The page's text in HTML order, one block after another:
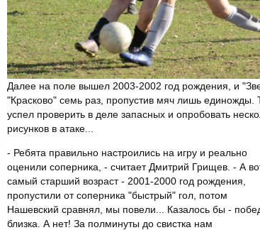
Далее на поле вышел 2003-2002 год рождения, и
"Красково" семь раз, пропустив мяч лишь
успел проверить в деле запасных и опробовать
рисунков в атаке...
- Ребята правильно настроились на игру и реально
оценили соперника, - считает Дмитрий Грищев. - А
самый старший возраст - 2001-2000 год рождения,
пропустили от соперника "быстрый" гол, потом
Нашевский сравнял, мы повели... Казалось бы -
близка. А нет! За полминуты до свистка нам